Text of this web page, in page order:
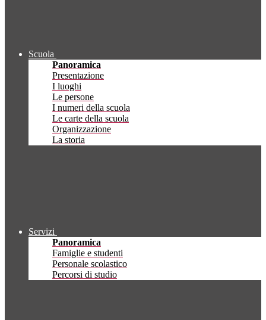
Scuola
Panoramica
Presentazione
I luoghi
Le persone
I numeri della scuola
Le carte della scuola
Organizzazione
La storia
Servizi
Panoramica
Famiglie e studenti
Personale scolastico
Percorsi di studio